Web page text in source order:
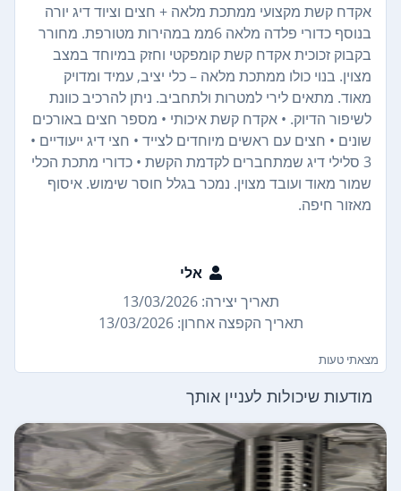
אקדח קשת מקצועי ממתכת מלאה + חצים וציוד דיג יורה
בנוסף כדורי פלדה מלאה 6ממ במהירות מטורפת. מחורר
בקבוק זכוכית אקדח קשת קומפקטי וחזק במיוחד במצב
מצוין. בנוי כולו ממתכת מלאה – כלי יציב, עמיד ומדויק
מאוד. מתאים לירי למטרות ולתחביב. ניתן להרכיב כוונת
לשיפור הדיוק. • אקדח קשת איכותי • מספר חצים באורכים
שונים • חצים עם ראשים מיוחדים לצייד • חצי דיג ייעודיים •
3 סלילי דיג שמתחברים לקדמת הקשת • כדורי מתכת הכלי
שמור מאוד ועובד מצוין. נמכר בגלל חוסר שימוש. איסוף
מאזור חיפה.
אלי
תאריך יצירה: 13/03/2026
תאריך הקפצה אחרון: 13/03/2026
מצאתי טעות
מודעות שיכולות לעניין אותך